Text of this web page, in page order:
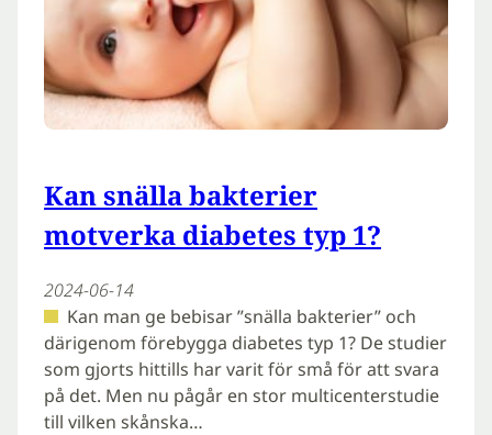
Kan snälla bakterier
motverka diabetes typ 1?
2024-06-14
Kan man ge bebisar ”snälla bakterier” och
därigenom förebygga diabetes typ 1? De studier
som gjorts hittills har varit för små för att svara
på det. Men nu pågår en stor multicenterstudie
till vilken skånska…